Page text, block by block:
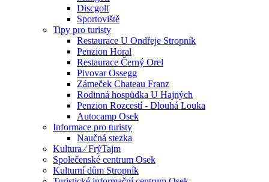
Discgolf
Sportoviště
Tipy pro turisty
Restaurace U Ondřeje Stropník
Penzion Horal
Restaurace Černý Orel
Pivovar Ossegg
Zámeček Chateau Franz
Rodinná hospůdka U Hajných
Penzion Rozcestí - Dlouhá Louka
Autocamp Osek
Informace pro turisty
Naučná stezka
Kultura ⁄ FrýTajm
Společenské centrum Osek
Kulturní dům Stropník